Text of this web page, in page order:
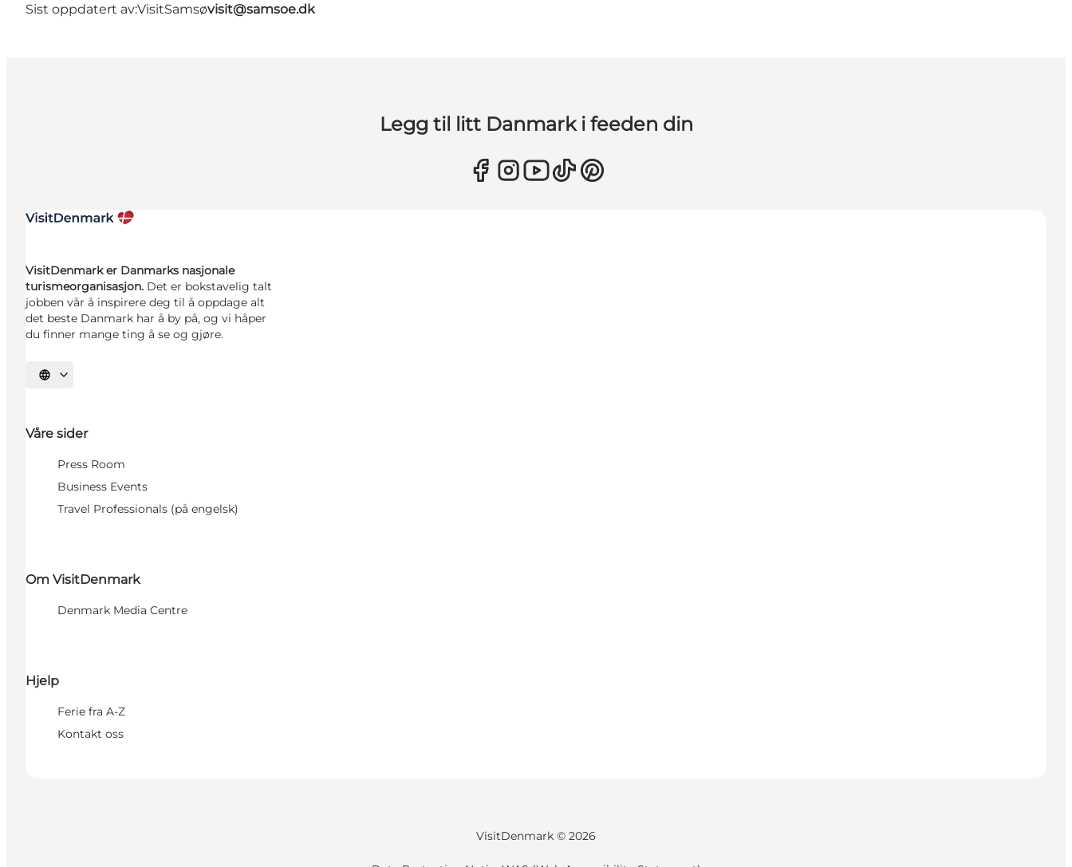
Sist oppdatert av:VisitSamsøvisit@samsoe.dk
Legg til litt Danmark i feeden din
VisitDenmark er Danmarks nasjonale
turismeorganisasjon. Det er bokstavelig talt
jobben vår å inspirere deg til å oppdage alt
det beste Danmark har å by på, og vi håper
du finner mange ting å se og gjøre.
Velg språk
Våre sider
Press Room
Business Events
Travel Professionals (på engelsk)
Om VisitDenmark
Denmark Media Centre
Hjelp
Ferie fra A-Z
Kontakt oss
VisitDenmark © 2026